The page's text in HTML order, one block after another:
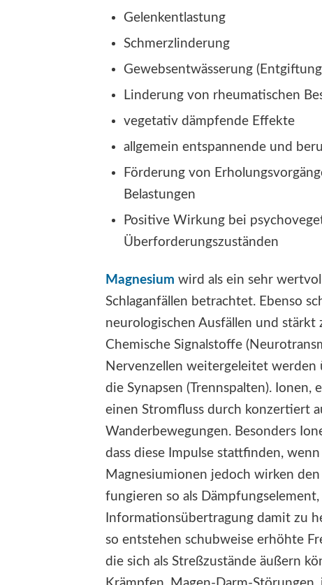
Gelenkentlastung
Schmerzlinderung
Gewebsentwässerung
Linderung von rheumatischen
vegetativ dämpfende Effekte
allgemein entspannende und
Förderung von
Belastungen
Positive Wirkung bei
Überforderungszuständen
Magnesium wird als ein sehr
Schlaganfällen betrachtet. Ebenso
neurologischen Ausfällen und stärkt
Chemische Signalstoffe
Nervenzellen weitergeleitet werden
die Synapsen (Trennspalten). Ionen,
einen Stromfluss durch konzertiert
Wanderbewegungen. Besonders
dass diese Impulse stattfinden,
Magnesiumionen jedoch wirken
fungieren so als
Informationsübertragung damit zu
so entstehen schubweise erhöhte
die sich als Streßzustände äußern